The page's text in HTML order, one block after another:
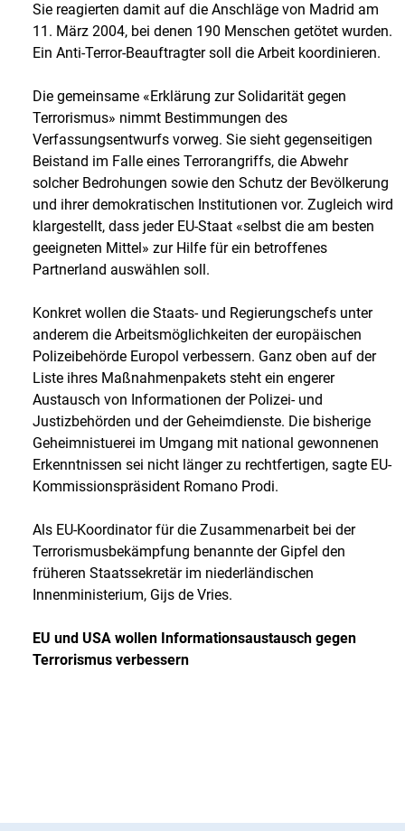
Sie reagierten damit auf die Anschläge von Madrid am
11. März 2004, bei denen 190 Menschen getötet wurden.
Ein Anti-Terror-Beauftragter soll die Arbeit koordinieren.
Die gemeinsame «Erklärung zur Solidarität gegen
Terrorismus» nimmt Bestimmungen des
Verfassungsentwurfs vorweg. Sie sieht gegenseitigen
Beistand im Falle eines Terrorangriffs, die Abwehr
solcher Bedrohungen sowie den Schutz der Bevölkerung
und ihrer demokratischen Institutionen vor. Zugleich wird
klargestellt, dass jeder EU-Staat «selbst die am besten
geeigneten Mittel» zur Hilfe für ein betroffenes
Partnerland auswählen soll.
Konkret wollen die Staats- und Regierungschefs unter
anderem die Arbeitsmöglichkeiten der europäischen
Polizeibehörde Europol verbessern. Ganz oben auf der
Liste ihres Maßnahmenpakets steht ein engerer
Austausch von Informationen der Polizei- und
Justizbehörden und der Geheimdienste. Die bisherige
Geheimnistuerei im Umgang mit national gewonnenen
Erkenntnissen sei nicht länger zu rechtfertigen, sagte EU-
Kommissionspräsident Romano Prodi.
Als EU-Koordinator für die Zusammenarbeit bei der
Terrorismusbekämpfung benannte der Gipfel den
früheren Staatssekretär im niederländischen
Innenministerium, Gijs de Vries.
EU und USA wollen Informationsaustausch gegen
Terrorismus verbessern